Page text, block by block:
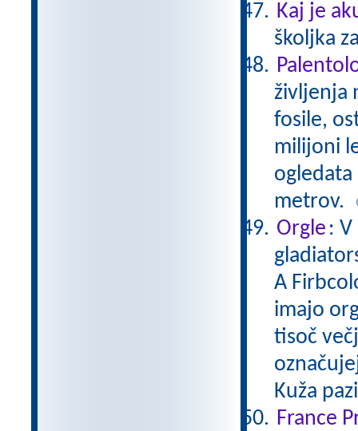
Kaj je
školjka
življenja
fosile,
milijoni
metrov.
Orgle :
A
imajo
tisoč
Kuža
France